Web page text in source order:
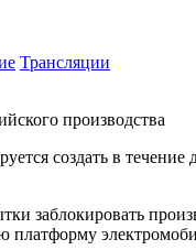
Трансляции
производства
создать в
заблокировать